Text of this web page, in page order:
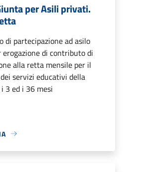
per Asili privati.
di partecipazione ad asilo
di contributo di
alla retta mensile per il
servizi educativi della
3 ed i 36 mesi